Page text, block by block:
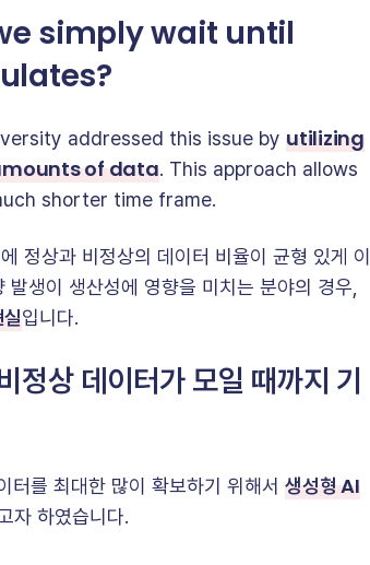
simply wait until
addressed this issue by utilizing
of data. This approach allows
shorter time frame.
정상과 비정상의 데이터 비율이 균형 있게 이
생이 생산성에 영향을 미치는 분야의 경우,
입니다.
정상 데이터가 모일 때까지 기
터를 최대한 많이 확보하기 위해서 생성형 AI
자 하였습니다.